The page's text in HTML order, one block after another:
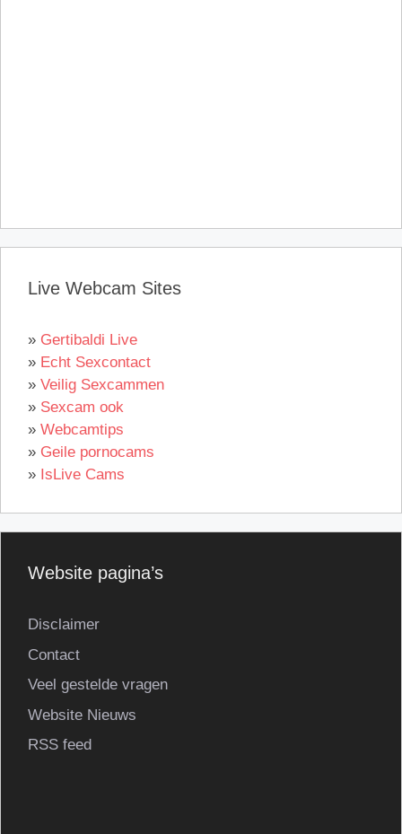
Live Webcam Sites
» Gertibaldi Live
» Echt Sexcontact
» Veilig Sexcammen
» Sexcam ook
» Webcamtips
» Geile pornocams
» IsLive Cams
Website pagina’s
Disclaimer
Contact
Veel gestelde vragen
Website Nieuws
RSS feed